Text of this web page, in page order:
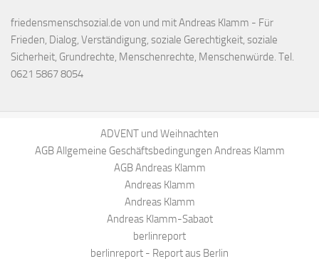
friedensmenschsozial.de von und mit Andreas Klamm - Für
Frieden, Dialog, Verständigung, soziale Gerechtigkeit, soziale
Sicherheit, Grundrechte, Menschenrechte, Menschenwürde. Tel.
0621 5867 8054
ADVENT und Weihnachten
AGB Allgemeine Geschäftsbedingungen Andreas Klamm
AGB Andreas Klamm
Andreas Klamm
Andreas Klamm
Andreas Klamm-Sabaot
berlinreport
berlinreport - Report aus Berlin